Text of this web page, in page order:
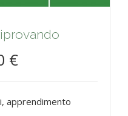
€
apprendimento